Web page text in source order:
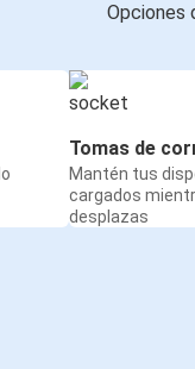
Opciones
Tomas de
Mantén tus
cargados
desplazas